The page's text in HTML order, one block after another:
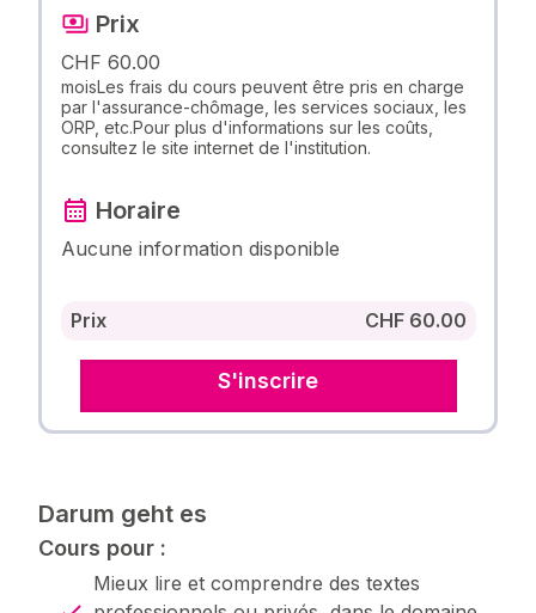
Prix
CHF 60.00
moisLes frais du cours peuvent être pris en charge
par l'assurance-chômage, les services sociaux, les
ORP, etc.Pour plus d'informations sur les coûts,
consultez le site internet de l'institution.
Horaire
Aucune information disponible
Prix CHF 60.00
S'inscrire
Darum geht es
Cours pour :
Mieux lire et comprendre des textes